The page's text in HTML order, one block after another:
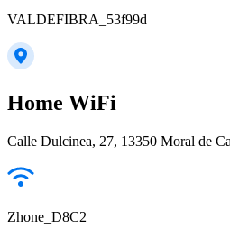
VALDEFIBRA_53f99d
Home WiFi
Calle Dulcinea, 27, 13350 Moral de
Zhone_D8C2